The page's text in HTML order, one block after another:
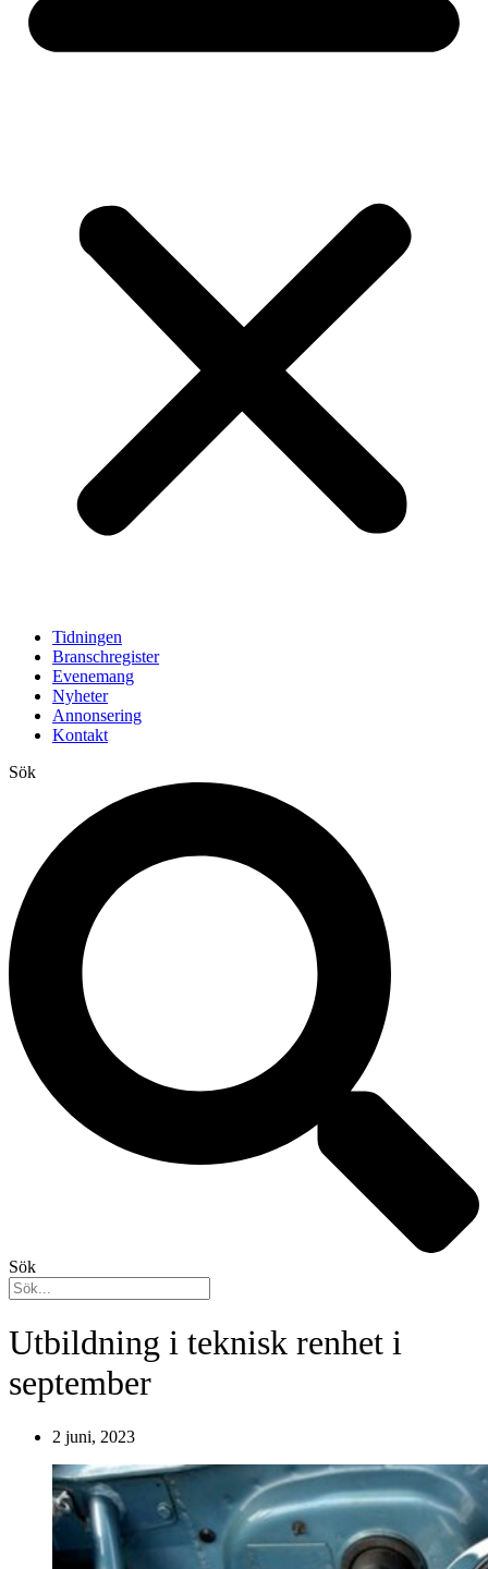
Tidningen
Branschregister
Evenemang
Nyheter
Annonsering
Kontakt
Sök
Sök
Utbildning i teknisk renhet i
september
2 juni, 2023